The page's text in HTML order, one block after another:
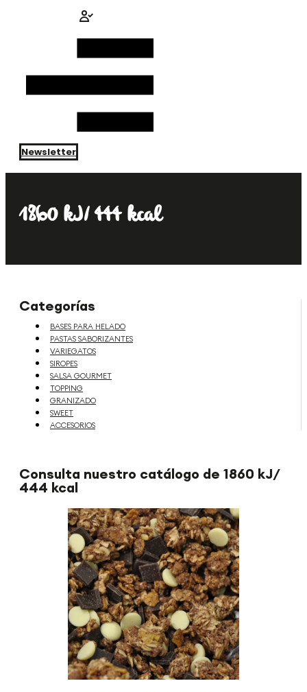
Newsletter
1860 kJ/ 444 kcal
Categorías
BASES PARA HELADO
PASTAS SABORIZANTES
VARIEGATOS
SIROPES
SALSA GOURMET
TOPPING
GRANIZADO
SWEET
ACCESORIOS
Consulta nuestro catálogo de 1860 kJ/
444 kcal